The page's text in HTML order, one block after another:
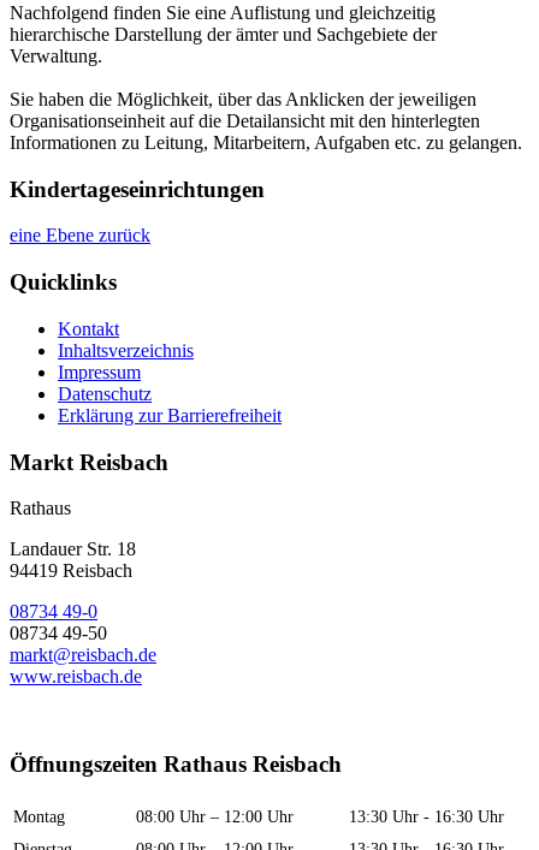
Nachfolgend finden Sie eine Auflistung und gleichzeitig
hierarchische Darstellung der ämter und Sachgebiete der
Verwaltung.
Sie haben die Möglichkeit, über das Anklicken der jeweiligen
Organisationseinheit auf die Detailansicht mit den hinterlegten
Informationen zu Leitung, Mitarbeitern, Aufgaben etc. zu gelangen.
Kindertageseinrichtungen
eine Ebene zurück
Quicklinks
Kontakt
Inhaltsverzeichnis
Impressum
Datenschutz
Erklärung zur Barrierefreiheit
Markt Reisbach
Rathaus
Landauer Str. 18
94419 Reisbach
08734 49-0
08734 49-50
markt@reisbach.de
www.reisbach.de
Öffnungszeiten Rathaus Reisbach
Montag 08:00 Uhr – 12:00 Uhr
13:30 Uhr - 16:30 Uhr